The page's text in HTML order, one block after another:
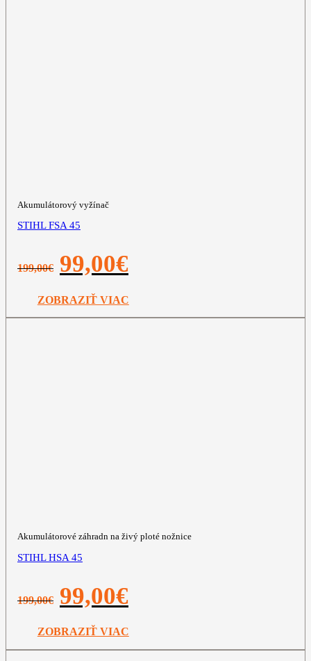
Akumulátorový vyžínač
STIHL FSA 45
199,00€
Pôvodná
cena
199,00€.
99,00€
ZOBRAZIŤ VIAC
Akumulátorové záhradn na živý ploté nožnice
STIHL HSA 45
199,00€
Pôvodná
cena
199,00€.
99,00€
ZOBRAZIŤ VIAC